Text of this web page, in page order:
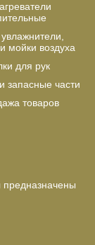
мойки воздуха
для рук
запасные части
товаров